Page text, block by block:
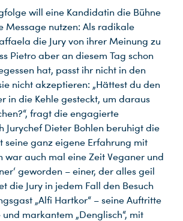
will eine Kandidatin die Bühne
Message nutzen: Als radikale
die Jury von ihrer Meinung zu
Pietro aber an diesem Tag schon
hat, passt ihr nicht in den
nicht akzeptieren: „Hättest du den
in die Kehle gesteckt, um daraus
fragt die engagierte
Jurychef Dieter Bohlen beruhigt die
seine ganz eigene Erfahrung mit
war auch mal eine Zeit Veganer und
geworden – einer, der alles geil
die Jury in jedem Fall den Besuch
„Alfi Hartkor“ – seine Auftritte
markantem „Denglisch“, mit